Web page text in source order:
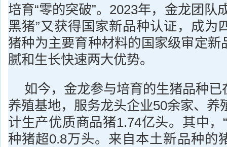
培育“零的突破”。2023年，金龙团队
黑猪”又获得国家新品种认证，成为
猪种为主要育种材料的国家级审定新
腻和生长快速两大优势。
如今，金龙参与培育的生猪品种
养殖基地，服务龙头企业50余家、养
计生产优质商品猪1.74亿头。其中，
种猪超0.8万头。来自本土新品种的